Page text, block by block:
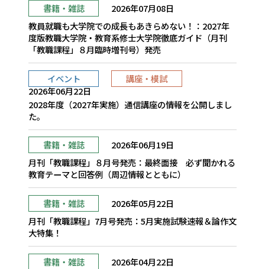
2026年07月08日
書籍・雑誌
教員就職も大学院での成長もあきらめない！：2027年
度版教職大学院・教育系修士大学院徹底ガイド（月刊
「教職課程」８月臨時増刊号）発売
2026年06月22日
イベント 講座・模試
2028年度（2027年実施）通信講座の情報を公開しまし
た。
2026年06月19日
書籍・雑誌
月刊「教職課程」８月号発売：最終面接 必ず聞かれる
教育テーマと回答例（周辺情報とともに）
2026年05月22日
書籍・雑誌
月刊「教職課程」7月号発売：5月実施試験速報＆論作文
大特集！
2026年04月22日
書籍・雑誌